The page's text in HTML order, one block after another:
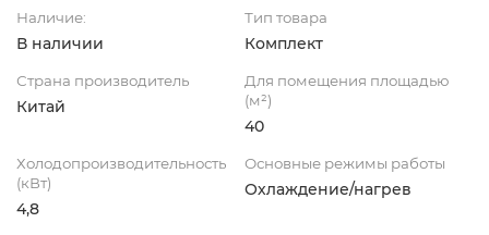
Наличие:
В наличии
Тип товара
Комплект
Страна производитель
Китай
Для помещения площадью
(м²)
40
Холодопроизводительность
(кВт)
4,8
Основные режимы работы
Охлаждение/нагрев